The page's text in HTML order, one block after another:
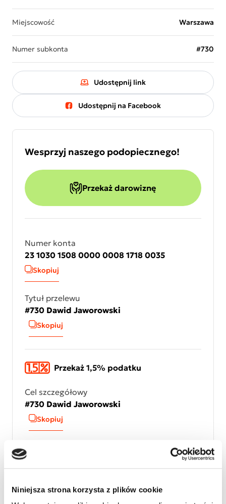
Niniejsza strona korzysta z plików cookie
Miejscowość Warszawa
Numer subkonta #730
Udostępnij link
Udostępnij na Facebook
Wesprzyj naszego podopiecznego!
Przekaż darowiznę
Numer konta
23 1030 1508 0000 0008 1718 0035
Skopiuj
Tytuł przelewu
#730 Dawid Jaworowski
Skopiuj
Przekaż 1,5% podatku
Cel szczegółowy
#730 Dawid Jaworowski
Skopiuj
Numer KRS
KRS 0000127075